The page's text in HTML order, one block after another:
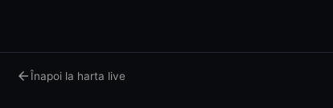
arrow_backÎnapoi la harta live